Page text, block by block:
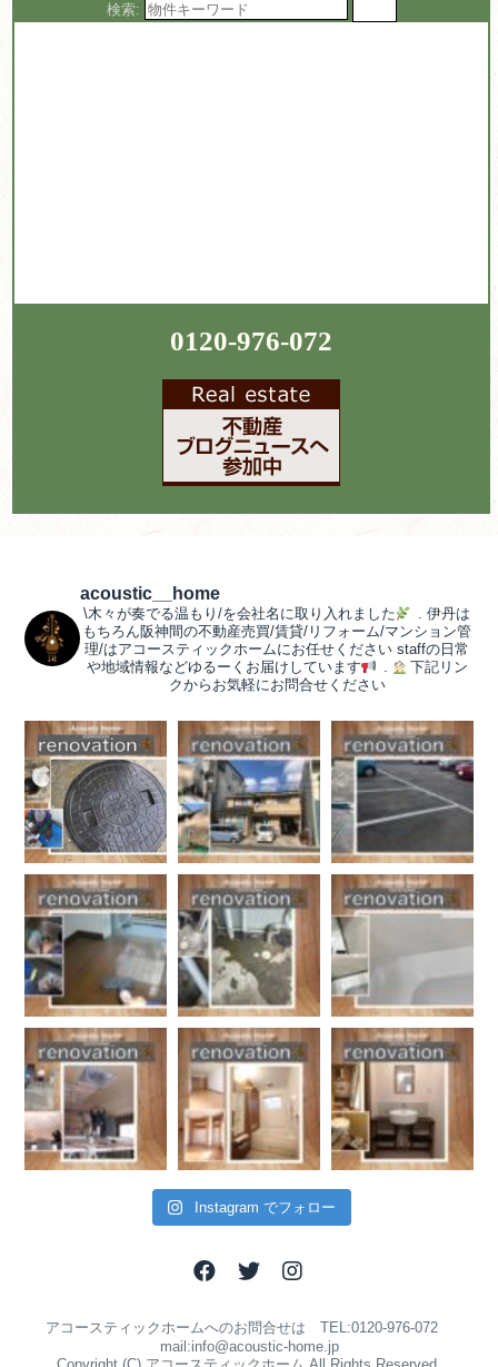
検索:
0120-976-072
acoustic__home
\木々が奏でる温もり/を会社名に取り入れました . 伊丹は
もちろん阪神間の不動産売買/賃貸/リフォーム/マンション管
理/はアコースティックホームにお任せください staffの日常
や地域情報などゆるーくお届けしています
.
下記リン
クからお気軽にお問合せください
Instagram でフォロー
アコースティックホームへのお問合せは TEL:0120-976-072
mail:info@acoustic-home.jp